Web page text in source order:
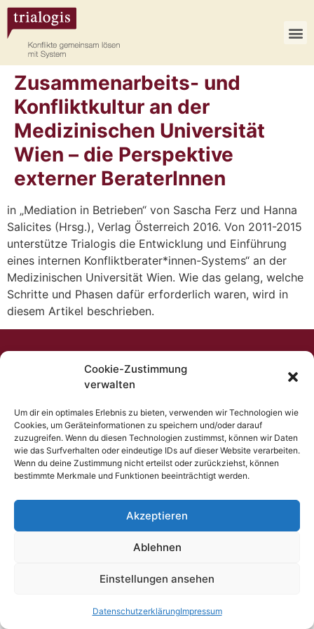
Cookie-Zustimmung
verwalten
Um dir ein optimales Erlebnis zu bieten, verwenden wir Technologien wie
Cookies, um Geräteinformationen zu speichern und/oder darauf
zuzugreifen. Wenn du diesen Technologien zustimmst, können wir Daten
wie das Surfverhalten oder eindeutige IDs auf dieser Website verarbeiten.
Wenn du deine Zustimmung nicht erteilst oder zurückziehst, können
bestimmte Merkmale und Funktionen beeinträchtigt werden.
Akzeptieren
Ablehnen
Einstellungen ansehen
DatenschutzerklärungImpressum
Zusammenarbeits- und
Konfliktkultur an der
Medizinischen Universität
Wien – die Perspektive
externer BeraterInnen
in „Mediation in Betrieben“ von Sascha Ferz und Hanna
Salicites (Hrsg.), Verlag Österreich 2016. Von 2011-2015
unterstütze Trialogis die Entwicklung und Einführung
eines internen Konfliktberater*innen-Systems“ an der
Medizinischen Universität Wien. Wie das gelang, welche
Schritte und Phasen dafür erforderlich waren, wird in
diesem Artikel beschrieben.
52/16 | A-1090 Wien | Telefon +43 (0)1 876 32 96